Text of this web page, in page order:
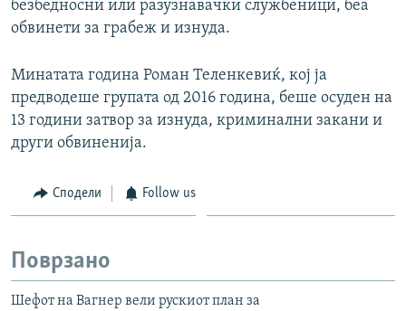
безбедносни или разузнавачки службеници, беа
обвинети за грабеж и изнуда.
Минатата година Роман Теленкевиќ, кој ја
предводеше групата од 2016 година, беше осуден на
13 години затвор за изнуда, криминални закани и
други обвиненија.
Сподели Follow us
Поврзано
Шефот на Вагнер вели рускиот план за